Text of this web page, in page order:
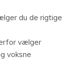
du de rigtige
vælger
voksne